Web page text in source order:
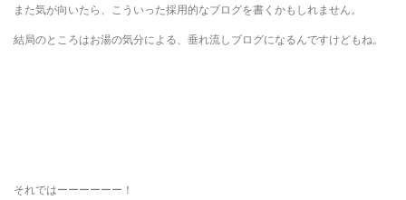
また気が向いたら、こういった採用的なブログを書くかもしれません。
結局のところはお湯の気分による、垂れ流しブログになるんですけどもね。
それではーーーーーー！